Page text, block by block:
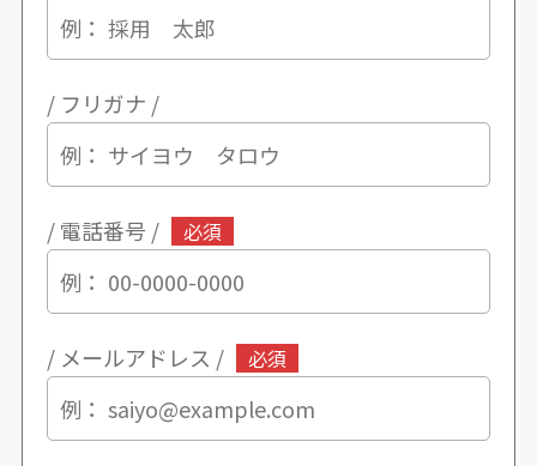
/ フリガナ /
/ 電話番号 / 必須
/ メールアドレス / 必須